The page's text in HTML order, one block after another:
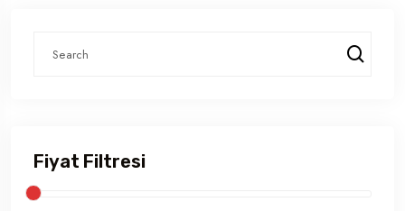
Fiyat Filtresi